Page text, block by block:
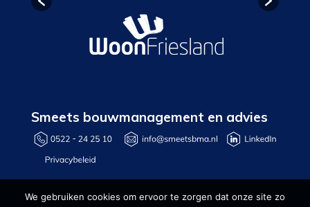
Smeets bouwmanagement en advies
We gebruiken cookies om ervoor te zorgen dat onze site zo